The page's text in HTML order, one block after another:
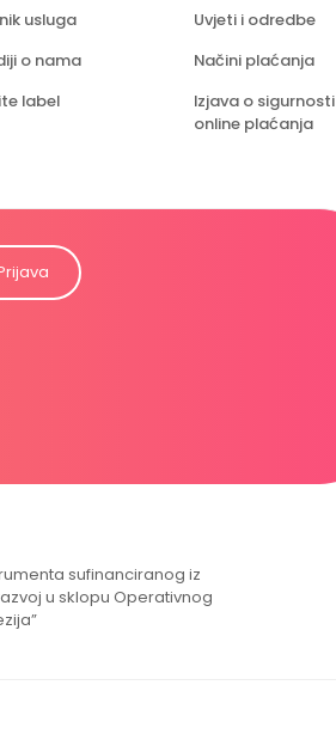
usluga
o nama
label
Uvjeti i odredbe
Načini plaćanja
Izjava o sigurnosti
online plaćanja
sufinanciranog iz
u sklopu Operativnog